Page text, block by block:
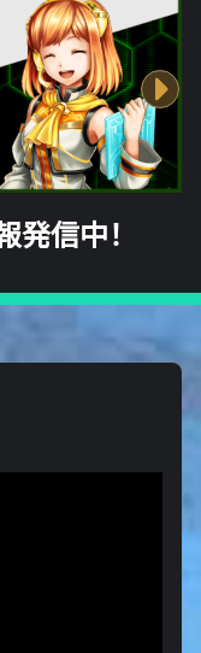
発信中！